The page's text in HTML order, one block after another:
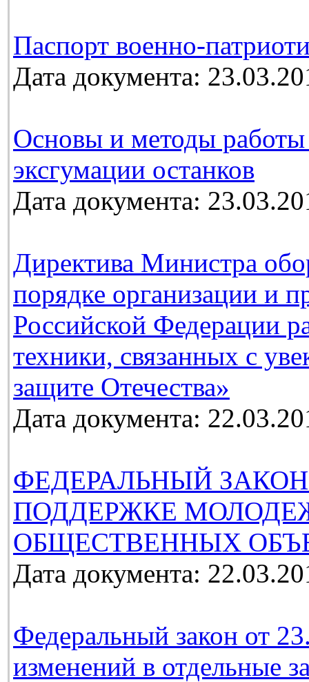
Паспорт военно-
Дата документа:
Основы и методы
эксгумации останков
Дата документа:
Директива Министра
порядке организации и
Российской Федерации
техники, связанных с
защите Отечества»
Дата документа:
ФЕДЕРАЛЬНЫЙ
ПОДДЕРЖКЕ
ОБЩЕСТВЕННЫХ
Дата документа:
Федеральный закон от
изменений в отдельные